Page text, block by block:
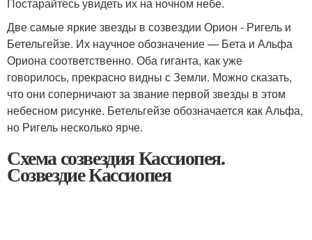
Две самые яркие звезды в созвездии Орион - Ригель и
Бетельгейзе. Их научное обозначение — Бета и Альфа
Ориона соответственно. Оба гиганта, как уже
говорилось, прекрасно видны с Земли. Можно сказать,
что они соперничают за звание первой звезды в этом
небесном рисунке. Бетельгейзе обозначается как Альфа,
но Ригель несколько ярче.
Схема созвездия Кассиопея.
Созвездие Кассиопея